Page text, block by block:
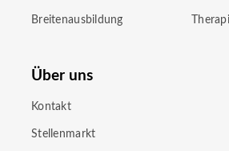
Breitenausbildung
Über uns
Kontakt
Stellenmarkt